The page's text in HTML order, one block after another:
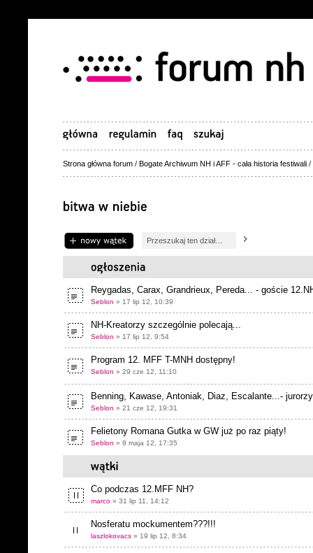
Strona główna forum / Bogate Archiwum NH i AFF - cała historia festiwali /
Napisz wątek
Reygadas, Carax, Grandrieux, Pereda... - goście
Seblon » 17 lip 12, 10:39
NH-Kreatorzy szczególnie polecają...
Seblon » 17 lip 12, 9:54
Program 12. MFF T-MNH dostępny!
Seblon » 29 cze 12, 11:10
Benning, Kawase, Antoniak, Diaz, Escalante...-
Seblon » 21 cze 12, 19:31
Felietony Romana Gutka w GW już po raz piąty!
Seblon » 8 maja 12, 17:35
Co podczas 12.MFF NH?
marco » 31 lip 11, 14:12
Nosferatu mockumentem???!!!
laszlokovacs » 19 lip 12, 8:34